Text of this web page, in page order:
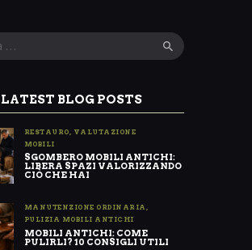
LATEST BLOG POSTS
RESTAURO
VALUTAZIONE
MOBILI
SGOMBERO MOBILI ANTICHI:
LIBERA SPAZI VALORIZZANDO
CIÒ CHE HAI
MANUTENZIONE ORDINARIA ,
PULIZIA MOBILI ANTICHI
MOBILI ANTICHI: COME
PULIRLI? 10 CONSIGLI UTILI